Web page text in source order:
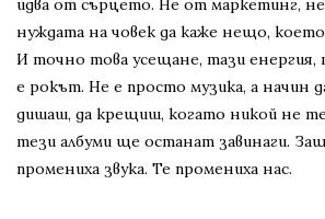
идва от сърцето. Не от маркетинг,
нуждата на човек да каже нещо,
И точно това усещане, тази енергия,
е рокът. Не е просто музика, а начин
дишаш, да крещиш, когато никой не
тези албуми ще останат завинаги.
промениха звука. Те промениха нас.